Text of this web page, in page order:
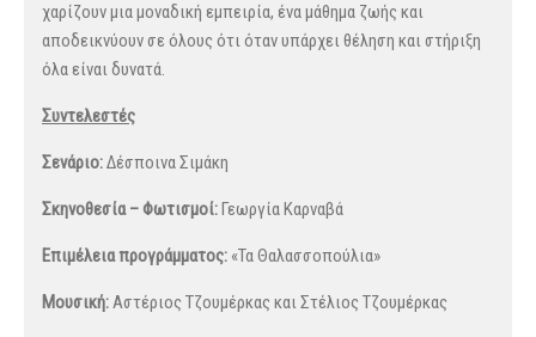
χαρίζουν μια μοναδική εμπειρία, ένα μάθημα ζωής και
αποδεικνύουν σε όλους ότι όταν υπάρχει θέληση και στήριξη
όλα είναι δυνατά.
Συντελεστές
Σενάριο:Δέσποινα Σιμάκη
Σκηνοθεσία – Φωτισμοί:Γεωργία Καρναβά
Επιμέλεια προγράμματος: «Τα Θαλασσοπούλια»
Μουσική:Αστέριος Τζουμέρκας και Στέλιος Τζουμέρκας